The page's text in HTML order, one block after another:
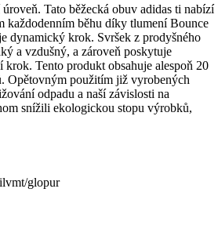
Tato běžecká obuv adidas ti nabízí
každodenním běhu díky tlumení Bounce
dynamický krok. Svršek z prodyšného
a vzdušný, a zároveň poskytuje
Tento produkt obsahuje alespoň 20
Opětovným použitím již vyrobených
odpadu a naší závislosti na
snížili ekologickou stopu výrobků,
glopur